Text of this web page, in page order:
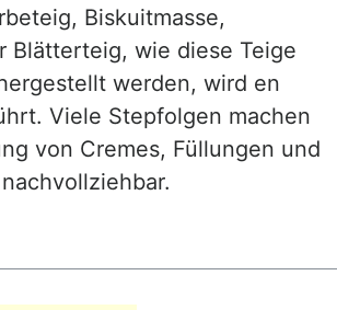
Biskuitmasse,
Blätterteig, wie diese Teige
werden, wird en
Viele Stepfolgen machen
von Cremes, Füllungen und